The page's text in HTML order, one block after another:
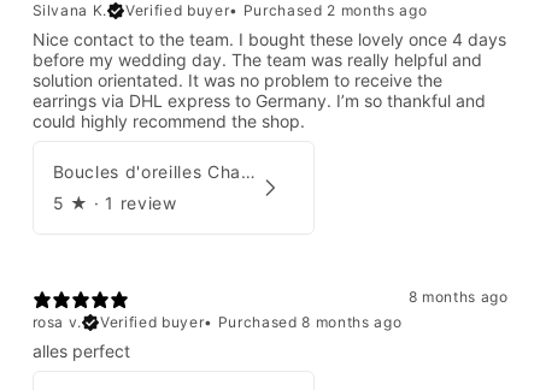
Silvana K.
Verified buyer• Purchased 2 months ago
Nice contact to the team. I bought these lovely once 4 days
before my wedding day. The team was really helpful and
solution orientated. It was no problem to receive the
earrings via DHL express to Germany. I’m so thankful and
could highly recommend the shop.
Boucles d'oreilles Chanel par Karl Lagerfeld 2008
5 ★ · 1 review
8 months ago
rosa v.
Verified buyer• Purchased 8 months ago
alles perfect